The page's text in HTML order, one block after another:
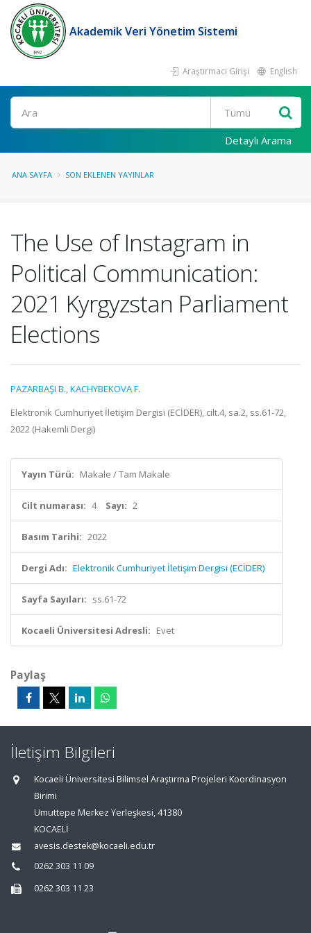
Akademik Veri Yönetim Sistemi
Araştırmacı Girişi English
Ara
Detaylı Arama
ANA SAYFA SON EKLENEN YAYINLAR
The Use of Instagram in
Political Communication:
2021 Kyrgyzstan Parliament
Elections
PAZARBAŞI B.,KACHYBEKOVA F.
Elektronik Cumhuriyet İletişim Dergisi (ECİDER), cilt.4, sa.2, ss.61-72,
2022 (Hakemli Dergi)
Yayın Türü: Makale / Tam Makale
Cilt numarası: 4 Sayı: 2
Basım Tarihi: 2022
Dergi Adı: Elektronik Cumhuriyet İletişim Dergisi (ECİDER)
Sayfa Sayıları: ss.61-72
Kocaeli Üniversitesi Adresli: Evet
Paylaş
İletişim Bilgileri
Kocaeli Üniversitesi Bilimsel Araştırma Projeleri Koordinasyon
Birimi
Umuttepe Merkez Yerleşkesi, 41380
KOCAELİ
avesis.destek@kocaeli.edu.tr
0262 303 11 09
0262 303 11 23